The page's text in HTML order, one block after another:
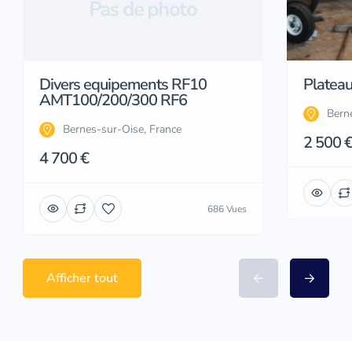
Pas de photo
Divers equipements RF10
AMT100/200/300 RF6
Bernes-sur-Oise, France
4 700 €
686 Vues
2 500 €
Afficher tout